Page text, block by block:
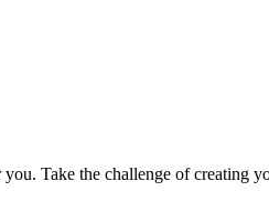
Take the challenge of creating